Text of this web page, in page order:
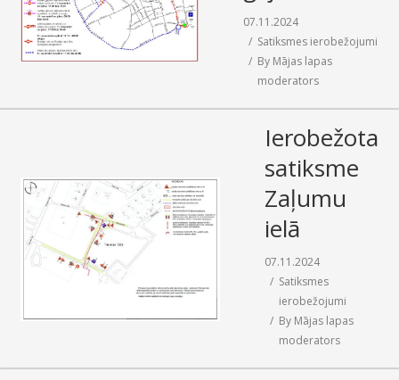
SAZIŅA
07.11.2024
Satiksmes ierobežojumi
By Mājas lapas
moderators
Ierobežota
satiksme
Zaļumu
ielā
07.11.2024
Satiksmes
ierobežojumi
By Mājas lapas
moderators